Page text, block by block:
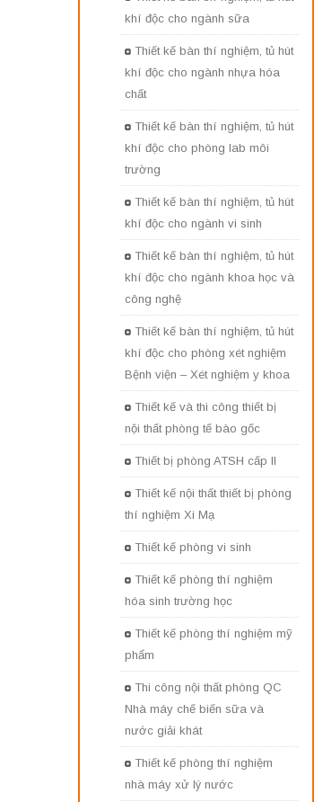
khí độc cho ngành sữa
Thiết kế bàn thí nghiệm, tủ hút
khí độc cho ngành nhựa hóa
chất
Thiết kế bàn thí nghiệm, tủ hút
khí độc cho phòng lab môi
trường
Thiết kế bàn thí nghiệm, tủ hút
khí độc cho ngành vi sinh
Thiết kế bàn thí nghiệm, tủ hút
khí độc cho ngành khoa học và
công nghệ
Thiết kế bàn thí nghiệm, tủ hút
khí độc cho phòng xét nghiệm
Bệnh viện – Xét nghiệm y khoa
Thiết kế và thi công thiết bị
nội thất phòng tế bào gốc
Thiết bị phòng ATSH cấp II
Thiết kế nội thất thiết bị phòng
thí nghiệm Xi Mạ
Thiết kế phòng vi sinh
Thiết kế phòng thí nghiệm
hóa sinh trường học
Thiết kế phòng thí nghiệm mỹ
phẩm
Thi công nội thất phòng QC
Nhà máy chế biến sữa và
nước giải khát
Thiết kế phòng thí nghiệm
nhà máy xử lý nước